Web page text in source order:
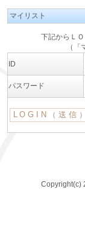
マイリスト
下記からＬ
（
ID
パスワード
Copyright(c)